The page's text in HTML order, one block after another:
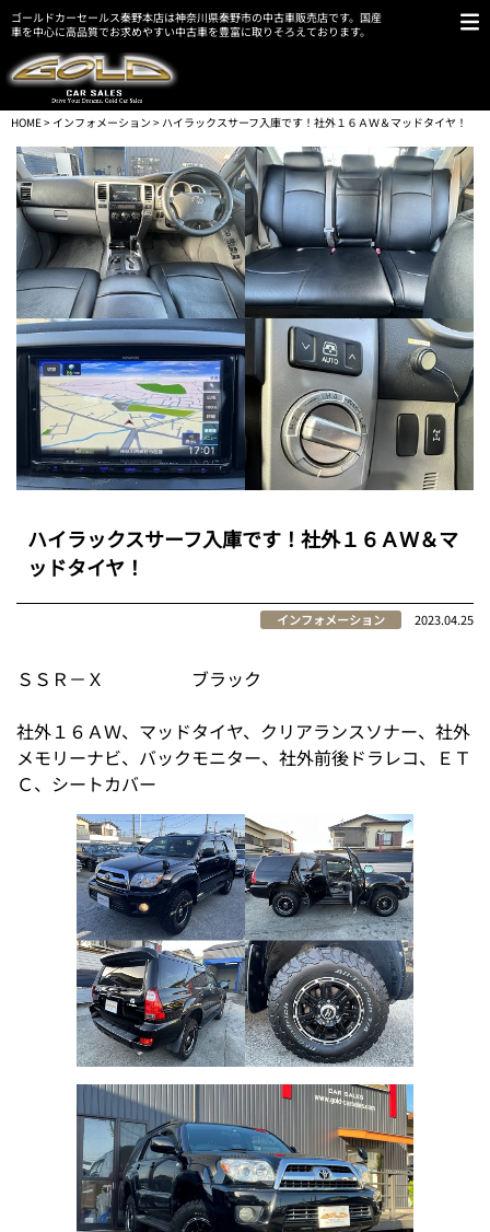
ゴールドカーセールス秦野本店は神奈川県秦野市の中古車販売店です。国産
車を中心に高品質でお求めやすい中古車を豊富に取りそろえております。
HOME> インフォメーション > ハイラックスサーフ入庫です！社外１６ＡＷ＆マッドタイヤ！
ハイラックスサーフ入庫です！社外１６ＡＷ＆マ
ッドタイヤ！
インフォメーション 2023.04.25
ＳＳＲ－Ｘ ブラック
社外１６ＡＷ、マッドタイヤ、クリアランスソナー、社外
メモリーナビ、バックモニター、社外前後ドラレコ、ＥＴ
Ｃ、シートカバー